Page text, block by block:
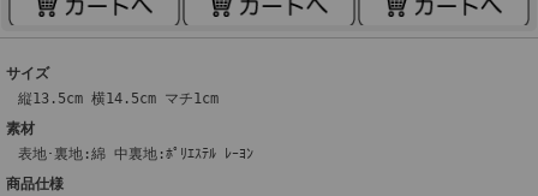
サイズ
縦13.5cm 横14.5cm マチ1cm
素材
表地･裏地:綿 中裏地:ﾎﾟﾘｴｽﾃﾙ ﾚｰﾖﾝ
商品仕様